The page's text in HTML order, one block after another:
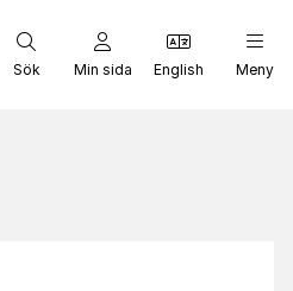
Sök Min sida English Meny